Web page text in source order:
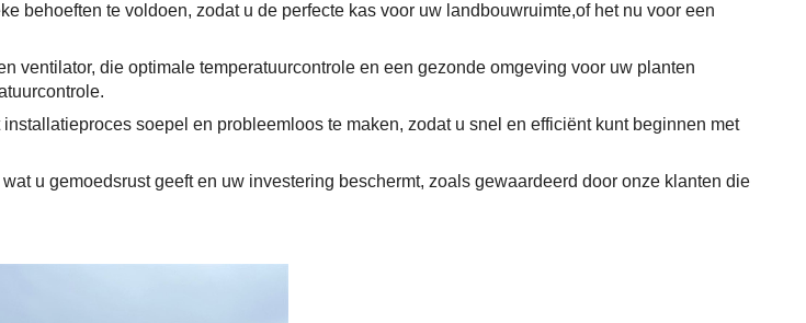
behoeften te voldoen, zodat u de perfecte kas voor uw landbouwruimte,of het nu voor een
ventilator, die optimale temperatuurcontrole en een gezonde omgeving voor uw planten
soepel en probleemloos te maken, zodat u snel en efficiënt kunt beginnen met
u gemoedsrust geeft en uw investering beschermt, zoals gewaardeerd door onze klanten die